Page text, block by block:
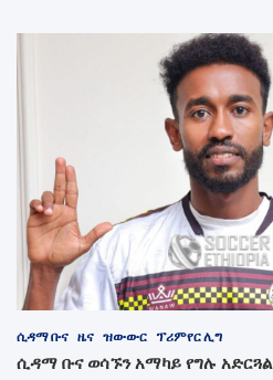
ሲዳማ ቡና ዜና ዝውውር ፕሪምየር ሊግ
ሲዳማ ቡና ወሳኙን አማካይ የግሉ አድርጓል